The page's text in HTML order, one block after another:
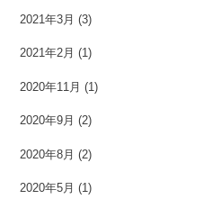
2021年3月 (3)
2021年2月 (1)
2020年11月 (1)
2020年9月 (2)
2020年8月 (2)
2020年5月 (1)